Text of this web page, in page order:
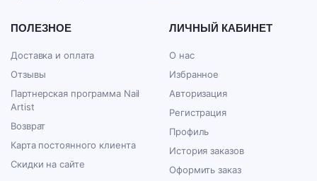
ПОЛЕЗНОЕ
Доставка и оплата
Отзывы
Партнерская программа Nail
Artist
Возврат
Карта постоянного клиента
Скидки на сайте
ЛИЧНЫЙ КАБИНЕТ
О нас
Избранное
Авторизация
Регистрация
Профиль
История заказов
Оформить заказ